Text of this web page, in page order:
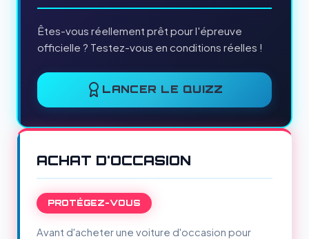
Êtes-vous réellement prêt pour l'épreuve
officielle ? Testez-vous en conditions réelles !
LANCER LE QUIZZ
ACHAT D'OCCASION
PROTÉGEZ-VOUS
Avant d'acheter une voiture d'occasion pour